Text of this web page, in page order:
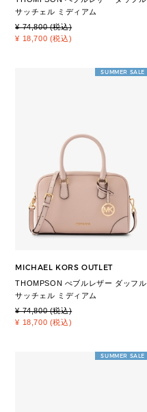
サッチェル ミディアム
¥ 74,800 (税込)
¥ 18,700 (税込)
SUMMER SALE
MICHAEL KORS OUTLET
THOMPSON ぺブルレザー ダッフル
サッチェル ミディアム
¥ 74,800 (税込)
¥ 18,700 (税込)
SUMMER SALE